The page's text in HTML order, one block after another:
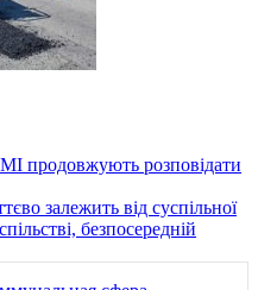
продовжують розповідати
залежить від суспільної
безпосередній